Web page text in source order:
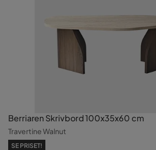
Berriaren Skrivbord 100x35x60 cm
Travertine Walnut
SE PRISET!